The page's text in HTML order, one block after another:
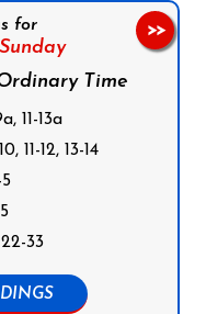
for
Sunday
Time
11-13a
11-12, 13-14
33
>>